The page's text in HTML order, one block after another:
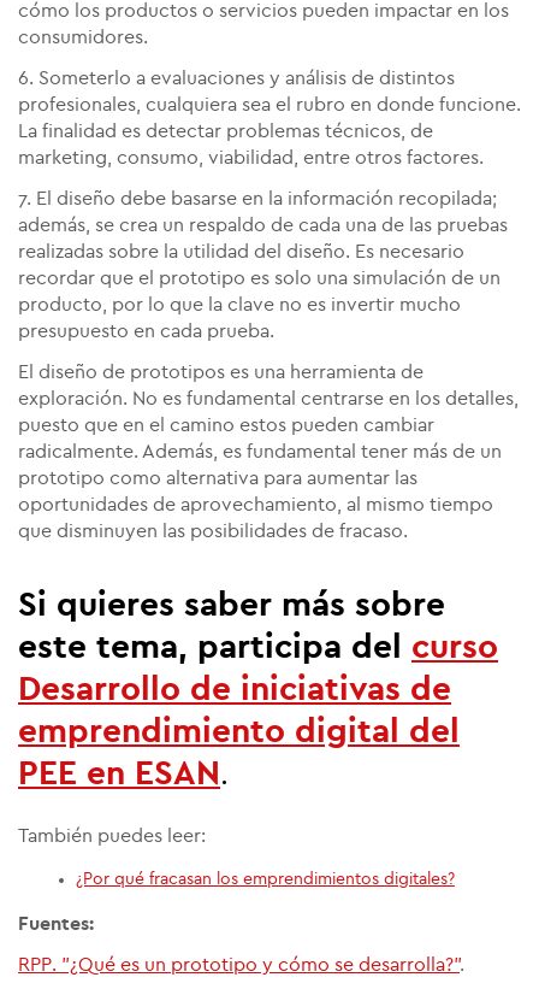
cómo los productos o servicios pueden impactar en los
consumidores.
6. Someterlo a evaluaciones y análisis de distintos
profesionales, cualquiera sea el rubro en donde funcione.
La finalidad es detectar problemas técnicos, de
marketing, consumo, viabilidad, entre otros factores.
7. El diseño debe basarse en la información recopilada;
además, se crea un respaldo de cada una de las pruebas
realizadas sobre la utilidad del diseño. Es necesario
recordar que el prototipo es solo una simulación de un
producto, por lo que la clave no es invertir mucho
presupuesto en cada prueba.
El diseño de prototipos es una herramienta de
exploración. No es fundamental centrarse en los detalles,
puesto que en el camino estos pueden cambiar
radicalmente. Además, es fundamental tener más de un
prototipo como alternativa para aumentar las
oportunidades de aprovechamiento, al mismo tiempo
que disminuyen las posibilidades de fracaso.
Si quieres saber más sobre
este tema, participa del curso
Desarrollo de iniciativas de
emprendimiento digital
del
PEE en ESAN .
También puedes leer:
¿Por qué fracasan los emprendimientos digitales?
Fuentes:
RPP. "¿Qué es un prototipo y cómo se desarrolla?".